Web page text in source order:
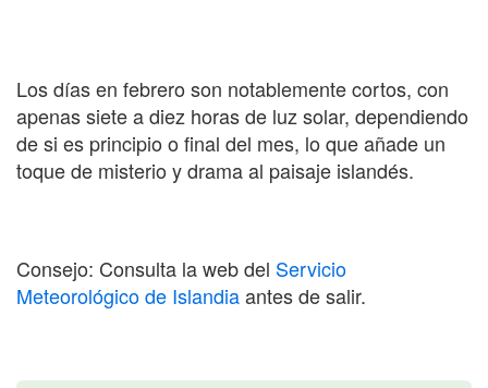
Los días en febrero son notablemente cortos, con
apenas siete a diez horas de luz solar, dependiendo
de si es principio o final del mes, lo que añade un
toque de misterio y drama al paisaje islandés.
Consejo: Consulta la web del Servicio
Meteorológico de Islandiaantes de salir.